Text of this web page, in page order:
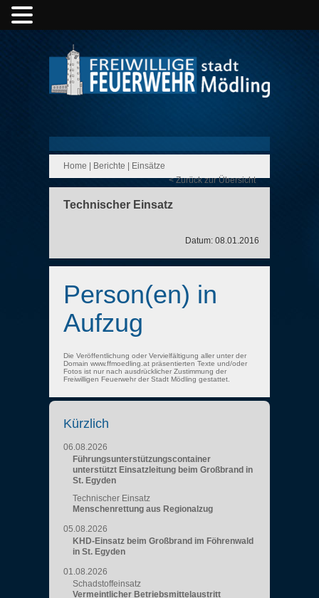
Home Berichte
Einsätze
< Zurück zur Übersicht
Technischer Einsatz
Datum: 08.01.2016
Person(en) in
Aufzug
Die Veröffentlichung oder Vervielfältigung aller unter der
Domain www.ffmoedling.at präsentierten Texte und/oder
Fotos ist nur nach ausdrücklicher Zustimmung der
Freiwilligen Feuerwehr der Stadt Mödling gestattet.
Kürzlich
06.08.2026
Führungsunterstützungscontainer
unterstützt Einsatzleitung beim Großbrand in
St. Egyden
Technischer Einsatz
Menschenrettung aus Regionalzug
05.08.2026
KHD-Einsatz beim Großbrand im Föhrenwald
in St. Egyden
01.08.2026
Schadstoffeinsatz
Vermeintlicher Betriebsmittelaustritt